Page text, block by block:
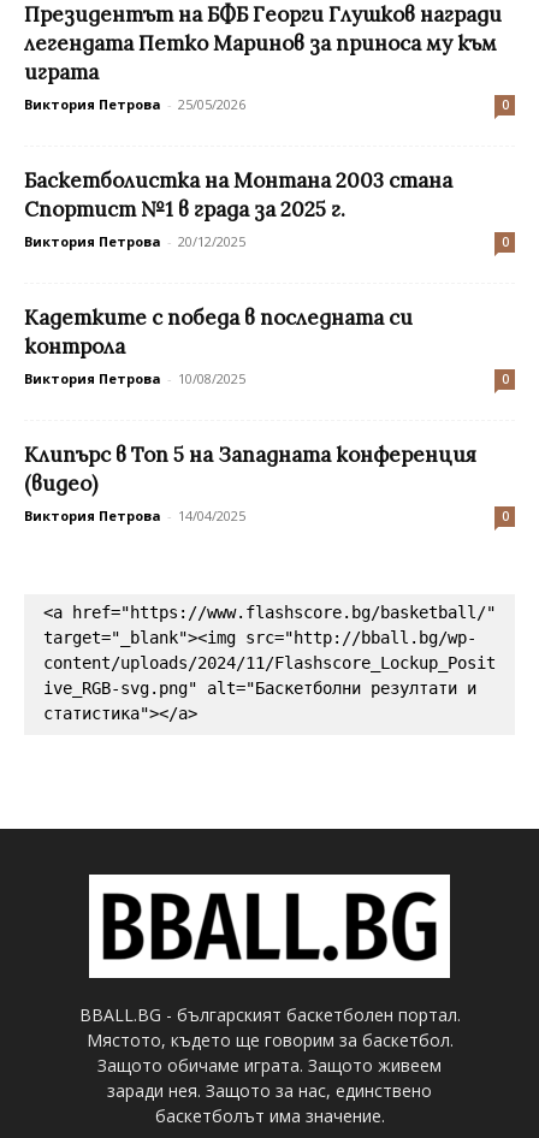
Президентът на БФБ Георги Глушков награди
легендата Петко Маринов за приноса му към
играта
Виктория Петрова - 25/05/2026 0
Баскетболистка на Монтана 2003 стана
Спортист №1 в града за 2025 г.
Виктория Петрова - 20/12/2025 0
Кадетките с победа в последната си
контрола
Виктория Петрова - 10/08/2025 0
Клипърс в Топ 5 на Западната конференция
(видео)
Виктория Петрова - 14/04/2025 0
<a href="https://www.flashscore.bg/basketball/"
target="_blank"><img src="http://bball.bg/wp-
content/uploads/2024/11/Flashscore_Lockup_Posit
ive_RGB-svg.png" alt="Баскетболни резултати и
статистика"></a>
BBALL.BG - българският баскетболен портал.
Мястото, където ще говорим за баскетбол.
Защото обичаме играта. Защото живеем
заради нея. Защото за нас, единствено
баскетболът има значение.